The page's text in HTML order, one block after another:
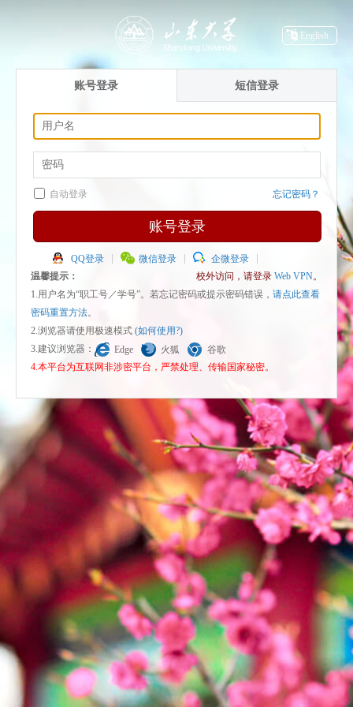
English
账号登录 短信登录
自动登录 忘记密码？
账号登录
QQ登录 微信登录
企微登录
温馨提示：
校外访问，请登录 Web VPN。
1.用户名为“职工号／学号”。若忘记密码或提示密码错误， 请点此查看
密码重置方法。
2.浏览器请使用极速模式 (如何使用?)
3.建议浏览器：
Edge 火狐
谷歌
4.本平台为互联网非涉密平台，严禁处理、传输国家秘密。